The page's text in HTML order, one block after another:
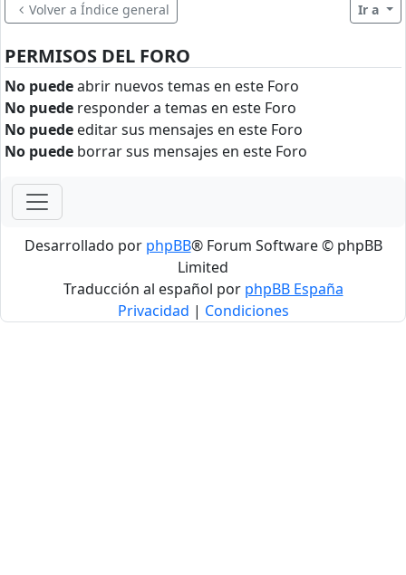
Volver a Índice general Ir a
PERMISOS DEL FORO
No puedeabrir nuevos temas en este Foro
No puede responder a temas en este Foro
No puede editar sus mensajes en este Foro
No puede borrar sus mensajes en este Foro
Desarrollado por phpBB® Forum Software © phpBB
Limited
Traducción al español por phpBB España
Privacidad | Condiciones